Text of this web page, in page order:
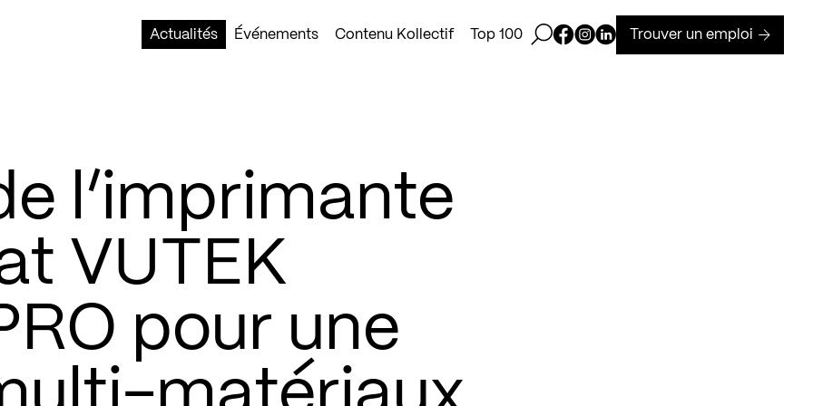
Actualités
Événements Contenu Kollectif Top 100 Ouvrir la barre de recherche
Page Facebook de Kollectif
Page Instagram de Kollectif
Page Linkedin de Kollectif
Trouver un emploi
l’imprimante
VUTEK
pour une